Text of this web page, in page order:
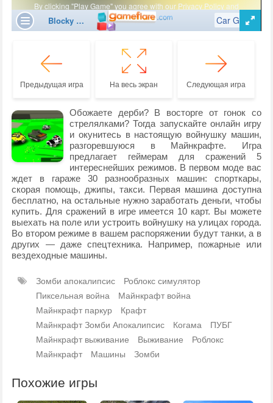
Предыдущая игра На весь экран Следующая игра
Обожаете дерби? В восторге от гонок со
стрелялками? Тогда запускайте онлайн игру
и окунитесь в настоящую войнушку машин,
разгоревшуюся в Майнкрафте. Игра
предлагает геймерам для сражений 5
интереснейших режимов. В первом моде вас
ждет в гараже 30 разнообразных машин: спорткары,
скорая помощь, джипы, такси. Первая машина доступна
бесплатно, на остальные нужно заработать деньги, чтобы
купить. Для сражений в игре имеется 10 карт. Вы можете
выехать на поле или устроить войнушку на улицах города.
Во втором режиме в вашем распоряжении будут танки, а в
других — даже спецтехника. Например, пожарные или
вездеходные машины.
Зомби апокалипсис
Роблокс симулятор
Пиксельная война
Майнкрафт война
Майнкрафт паркур
Крафт
Майнкрафт Зомби Апокалипсис
Когама
ПУБГ
Майнкрафт выживание
Выживание
Роблокс
Майнкрафт
Машины Зомби
Похожие игры